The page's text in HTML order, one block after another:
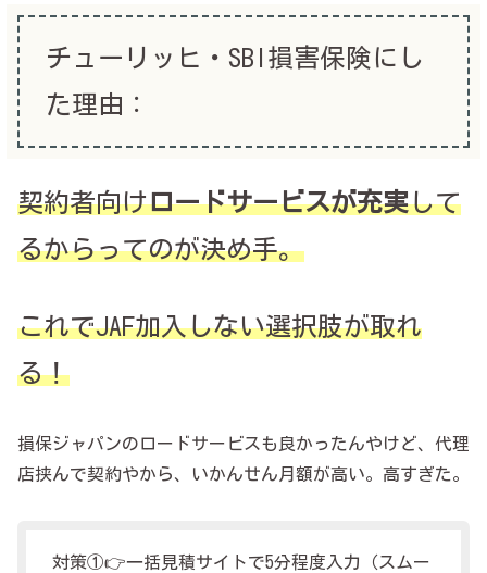
チューリッヒ・SBI損害保険にし
た理由：
契約者向けロードサービスが充実して
るからってのが決め手。
これでJAF加入しない選択肢が取れ
る！
損保ジャパンのロードサービスも良かったんやけど、代理
店挟んで契約やから、いかんせん月額が高い。高すぎた。
対策①👉一括見積サイトで5分程度入力（スムー